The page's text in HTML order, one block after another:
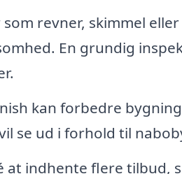
som revner, skimmel
En grundig
kan forbedre
se ud i forhold til
at indhente flere tilbud,